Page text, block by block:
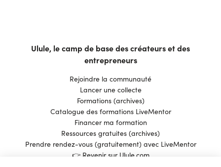
Ulule, le camp de base des créateurs et des
entrepreneurs
Rejoindre la communauté
Lancer une collecte
Formations (archives)
Catalogue des formations LiveMentor
Financer ma formation
Ressources gratuites (archives)
Prendre rendez-vous (gratuitement) avec LiveMentor
👉 Revenir sur Ulule.com